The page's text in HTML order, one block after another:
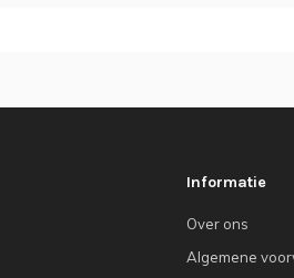
Informatie
Over ons
Algemene